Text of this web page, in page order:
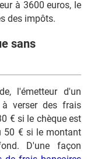
à 3600 euros, le
des impôts.
sans
l'émetteur d'un
verser des frais
€ si le chèque est
50 € si le montant
D'une façon